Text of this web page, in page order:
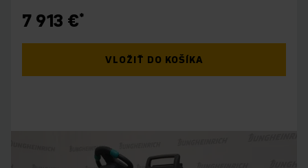
7 913 €
VLOŽIŤ DO KOŠÍKA